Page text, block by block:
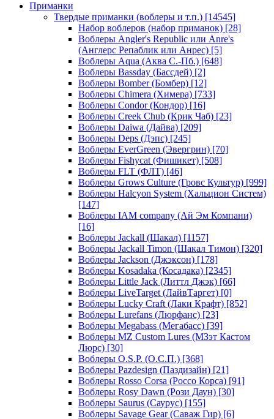
Приманки
Твердые приманки (воблеры и т.п.) [14545]
Набор воблеров (набор приманок) [28]
Воблеры Angler's Republic или Anre's
(Англерс Репаблик или Анрес) [5]
Воблеры Aqua (Аква С.-Пб.) [648]
Воблеры Bassday (Бассдей) [2]
Воблеры Bomber (Бомбер) [12]
Воблеры Chimera (Химера) [733]
Воблеры Condor (Кондор) [16]
Воблеры Creek Chub (Крик Чаб) [23]
Воблеры Daiwa (Дайва) [209]
Воблеры Deps (Дэпс) [245]
Воблеры EverGreen (Эвергрин) [70]
Воблеры Fishycat (Фишикет) [508]
Воблеры FLT (ФЛТ) [46]
Воблеры Grows Culture (Гровс Культур) [999]
Воблеры Halcyon System (Хальцион Систем)
[147]
Воблеры IAM company (Ай Эм Компани)
[16]
Воблеры Jackall (Шакал) [1157]
Воблеры Jackall Timon (Шакал Тимон) [320]
Воблеры Jackson (Джэксон) [178]
Воблеры Kosadaka (Косадака) [2345]
Воблеры Little Jack (Литтл Джэк) [66]
Воблеры LiveTarget (ЛайвТаргет) [0]
Воблеры Lucky Craft (Лаки Крафт) [852]
Воблеры Lurefans (Люрфанс) [23]
Воблеры Megabass (Мегабасс) [39]
Воблеры MZ Custom Lures (МЗэт Кастом
Люрс) [30]
Воблеры O.S.P. (О.С.П.) [368]
Воблеры Pazdesign (Паздизайн) [21]
Воблеры Rosso Corsa (Россо Корса) [91]
Воблеры Rosy Dawn (Рози Даун) [30]
Воблеры Saurus (Саурус) [155]
Воблеры Savage Gear (Саваж Гир) [6]